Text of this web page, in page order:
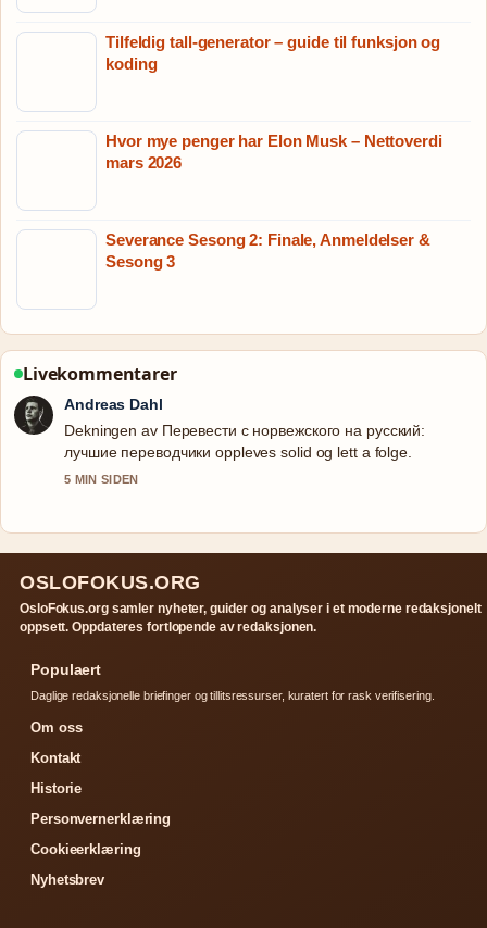
Tilfeldig tall-generator – guide til funksjon og
koding
Hvor mye penger har Elon Musk – Nettoverdi
mars 2026
Severance Sesong 2: Finale, Anmeldelser &
Sesong 3
Livekommentarer
Andreas Dahl
Dekningen av Перевести с норвежского на русский:
лучшие переводчики oppleves solid og lett a folge.
5 MIN SIDEN
OSLOFOKUS.ORG
OsloFokus.org samler nyheter, guider og analyser i et moderne redaksjonelt
oppsett. Oppdateres fortlopende av redaksjonen.
Populaert
Daglige redaksjonelle briefinger og tillitsressurser, kuratert for rask verifisering.
Om oss
Kontakt
Historie
Personvernerklæring
Cookieerklæring
Nyhetsbrev